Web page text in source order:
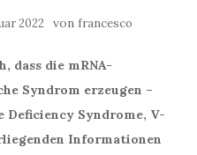
2022 von francesco
dass die mRNA-
Syndrom erzeugen –
Deficiency Syndrome, V-
Informationen